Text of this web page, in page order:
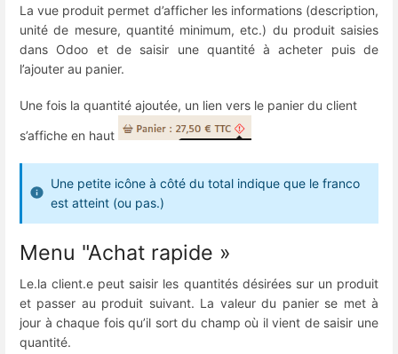
La vue produit permet d’afficher les informations (description,
unité de mesure, quantité minimum, etc.) du produit saisies
dans Odoo et de saisir une quantité à acheter puis de
l’ajouter au panier.
Une fois la quantité ajoutée, un lien vers le panier du client
s’affiche en haut
Une petite icône à côté du total indique que le franco
est atteint (ou pas.)
Menu "Achat rapide »
Le.la client.e peut saisir les quantités désirées sur un produit
et passer au produit suivant. La valeur du panier se met à
jour à chaque fois qu’il sort du champ où il vient de saisir une
quantité.